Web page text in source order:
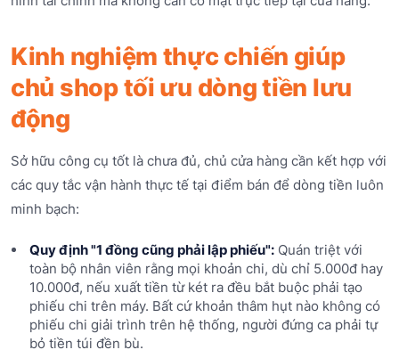
Kinh nghiệm thực chiến giúp
chủ shop tối ưu dòng tiền lưu
động
Sở hữu công cụ tốt là chưa đủ, chủ cửa hàng cần kết hợp với
các quy tắc vận hành thực tế tại điểm bán để dòng tiền luôn
minh bạch:
Quy định "1 đồng cũng phải lập phiếu":Quán triệt với
toàn bộ nhân viên rằng mọi khoản chi, dù chỉ 5.000đ hay
10.000đ, nếu xuất tiền từ két ra đều bắt buộc phải tạo
phiếu chi trên máy. Bất cứ khoản thâm hụt nào không có
phiếu chi giải trình trên hệ thống, người đứng ca phải tự
bỏ tiền túi đền bù.